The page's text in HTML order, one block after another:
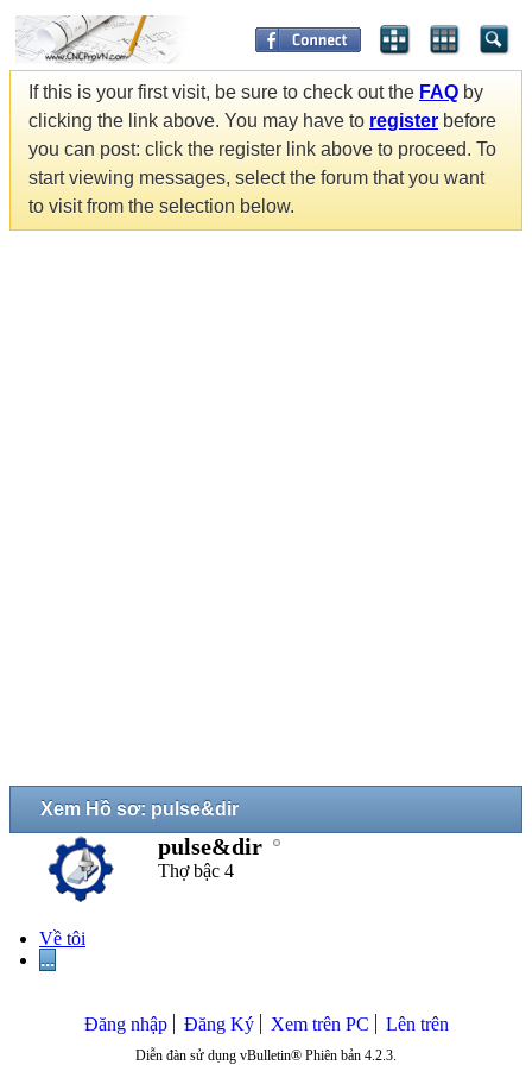
If this is your first visit, be sure to check out the FAQ by
clicking the link above. You may have to register before
you can post: click the register link above to proceed. To
start viewing messages, select the forum that you want
to visit from the selection below.
Xem Hồ sơ: pulse&dir
pulse&dir
Thợ bậc 4
Về tôi
...
Đăng nhập Đăng Ký Xem trên PC Lên trên
Diễn đàn sử dụng vBulletin® Phiên bản 4.2.3.